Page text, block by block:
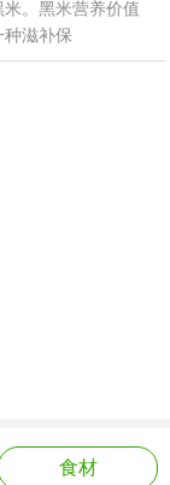
。黑米营养价值
滋补保
食材